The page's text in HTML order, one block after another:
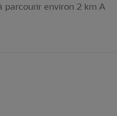
parcourir environ 2 km A